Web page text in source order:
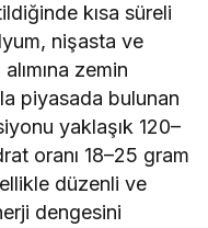
kısa süreli
nişasta ve
zemin
piyasada bulunan
yaklaşık 120–
oranı 18–25 gram
düzenli ve
dengesini